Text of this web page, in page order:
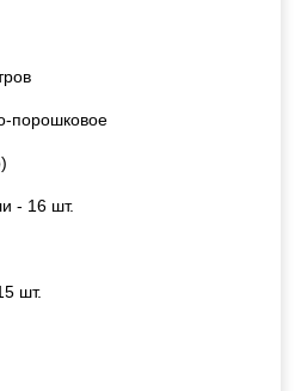
порошковое
- 16 шт.
шт.